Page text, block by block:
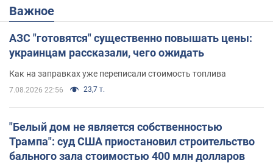
Важное
АЗС "готовятся" существенно повышать цены:
украинцам рассказали, чего ожидать
Как на заправках уже переписали стоимость топлива
7.08.2026 22:56 23,7 т.
"Белый дом не является собственностью
Трампа": суд США приостановил строительство
бального зала стоимостью 400 млн долларов